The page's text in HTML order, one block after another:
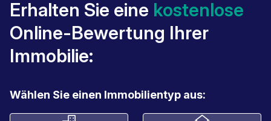
Erhalten Sie eine kostenlose
Online-Bewertung Ihrer
Immobilie:
Wählen Sie einen Immobilientyp aus: